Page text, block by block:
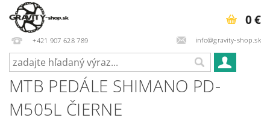
+421 907 628 789 info@gravity-shop.sk
0 €
MTB PEDÁLE SHIMANO PD-
M505L ČIERNE